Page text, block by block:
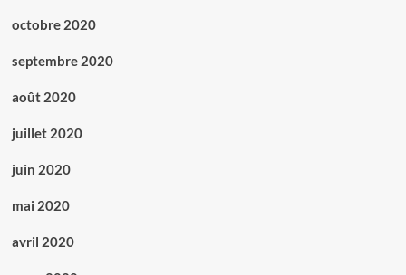
octobre 2020
septembre 2020
août 2020
juillet 2020
juin 2020
mai 2020
avril 2020